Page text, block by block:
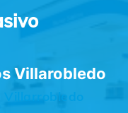
Villarobledo
Villarrobledo